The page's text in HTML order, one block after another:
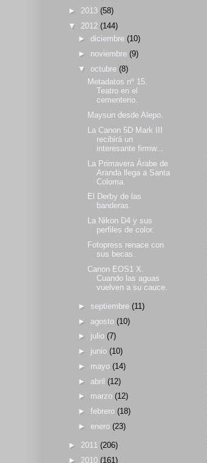
► 2013 (58)
▼ 2012 (144)
► diciembre (10)
► noviembre (9)
▼ octubre (8)
Metadatos nº 15.
Teatro en el
cementerio.
Maysun desde Alepo.
La Canon 5D Mark III
recibirá un
interesante firmw...
La Primavera Árabe de
Aranda llega a Santa
Coloma.
El Derby de las
banderas.
La Nikon D4 y sus
perfiles de color.
Fotopress renace con
sus becas.
Canon EOS1 X.
Cuando las aguas
vuelven a su cauce.
► septiembre (11)
► agosto (10)
► julio (7)
► junio (10)
► mayo (14)
► abril (12)
► marzo (12)
► febrero (18)
► enero (23)
► 2011 (206)
► 2010 (161)